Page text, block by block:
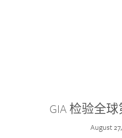
GIA 检验全
August